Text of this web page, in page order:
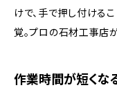
けで、手で押し付ける
覚。プロの石材工事店
作業時間が短くな